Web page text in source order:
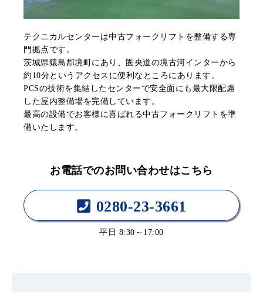
テクニカルセンターは中古フォークリフトを整備する専
門拠点です。
茨城県猿島郡境町にあり、圏央道の境古河インターから
約10分というアクセスに便利なところにあります。
PCSの技術を集結したセンターで安全面にも最大限配慮
した屋内整備場を完備しています。
最高の設備でお客様に喜ばれる中古フォークリフトを準
備いたします。
お電話でのお問い合わせはこちら
0280-23-3661
平日 8:30～17:00